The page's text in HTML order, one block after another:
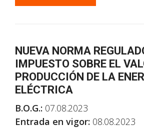
NUEVA NORMA
IMPUESTO SOBRE EL
PRODUCCIÓN DE LA
ELÉCTRICA
B.O.G.: 07.08.2023
Entrada en vigor: 08.08.2023